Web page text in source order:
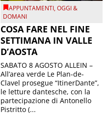
APPUNTAMENTI,OGGI &
DOMANI
COSA FARE NEL FINE
SETTIMANA IN VALLE
D’AOSTA
SABATO 8 AGOSTO ALLEIN –
All’area verde Le Plan-de-
Clavel prosegue “ItinerDante”,
le letture dantesche, con la
partecipazione di Antonello
Pistritto (...